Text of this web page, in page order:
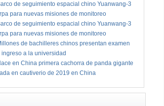
de seguimiento espacial chino Yuanwang-3
para nuevas misiones de monitoreo
de seguimiento espacial chino Yuanwang-3
para nuevas misiones de monitoreo
de bachilleres chinos presentan examen
ingreso a la universidad
en China primera cachorra de panda gigante
en cautiverio de 2019 en China